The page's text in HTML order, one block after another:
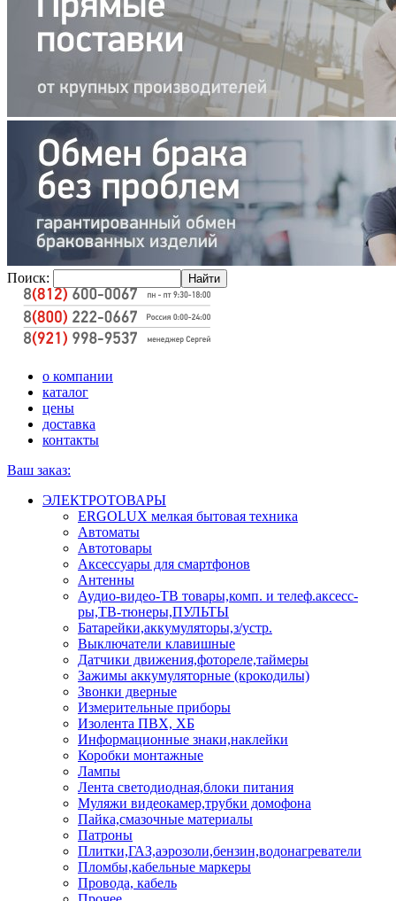
Поиск:
о компании
каталог
цены
доставка
контакты
Ваш заказ:
ЭЛЕКТРОТОВАРЫ
ERGOLUX мелкая бытовая техника
Автоматы
Автотовары
Аксессуары для смартфонов
Антенны
Аудио-видео-ТВ товары,комп. и телеф.аксесс-
ры,ТВ-тюнеры,ПУЛЬТЫ
Батарейки,аккумуляторы,з/устр.
Выключатели клавишные
Датчики движения,фотореле,таймеры
Зажимы аккумуляторные (крокодилы)
Звонки дверные
Измерительные приборы
Изолента ПВХ, ХБ
Информационные знаки,наклейки
Коробки монтажные
Лампы
Лента светодиодная,блоки питания
Муляжи видеокамер,трубки домофона
Пайка,смазочные материалы
Патроны
Плитки,ГАЗ,аэрозоли,бензин,водонагреватели
Пломбы,кабельные маркеры
Провода, кабель